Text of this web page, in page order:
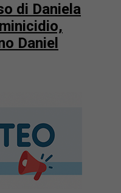
di Daniela
Daniel